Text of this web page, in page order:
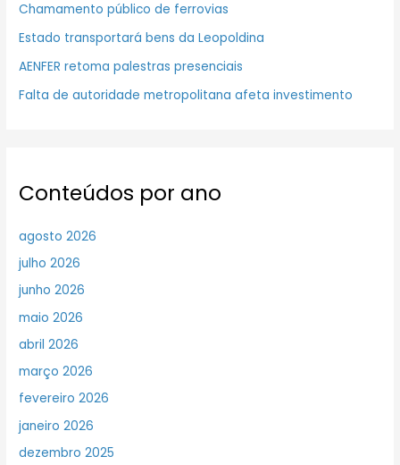
Chamamento público de ferrovias
Estado transportará bens da Leopoldina
AENFER retoma palestras presenciais
Falta de autoridade metropolitana afeta investimento
Conteúdos por ano
agosto 2026
julho 2026
junho 2026
maio 2026
abril 2026
março 2026
fevereiro 2026
janeiro 2026
dezembro 2025